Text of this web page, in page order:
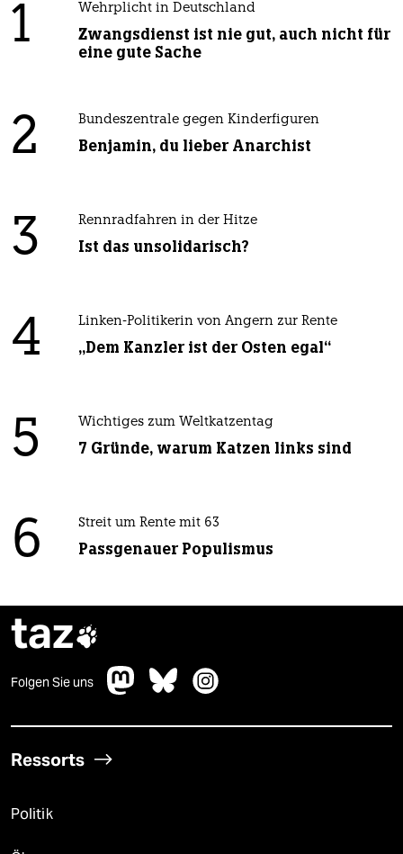
1 Wehrplicht in Deutschland
Zwangsdienst ist nie gut, auch nicht für
eine gute Sache
2 Bundeszentrale gegen Kinderfiguren
Benjamin, du lieber Anarchist
3 Rennradfahren in der Hitze
Ist das unsolidarisch?
4 Linken-Politikerin von Angern zur Rente
„Dem Kanzler ist der Osten egal“
5 Wichtiges zum Weltkatzentag
7 Gründe, warum Katzen links sind
6 Streit um Rente mit 63
Passgenauer Populismus
taz
Folgen Sie uns
Ressorts
Politik